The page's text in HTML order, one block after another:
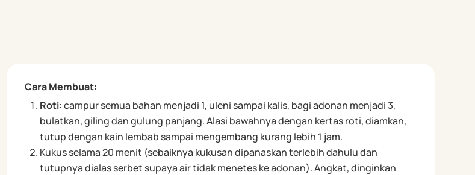
Cara Membuat:
Roti:campur semua bahan menjadi 1, uleni sampai kalis, bagi adonan menjadi 3,
bulatkan, giling dan gulung panjang. Alasi bawahnya dengan kertas roti, diamkan,
tutup dengan kain lembab sampai mengembang kurang lebih 1 jam.
Kukus selama 20 menit (sebaiknya kukusan dipanaskan terlebih dahulu dan
tutupnya dialas serbet supaya air tidak menetes ke adonan). Angkat, dinginkan